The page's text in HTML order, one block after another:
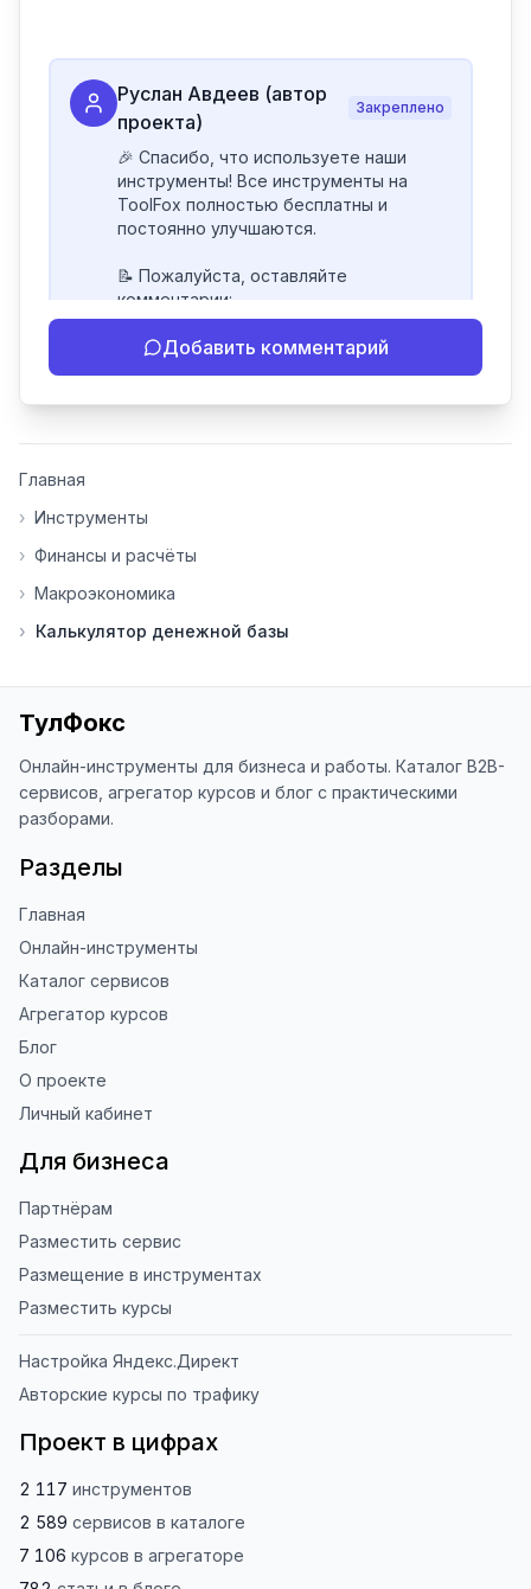
Руслан Авдеев (автор
проекта)
Закреплено
🎉 Спасибо, что используете наши
инструменты! Все инструменты на
ToolFox полностью бесплатны и
постоянно улучшаются.
📝 Пожалуйста, оставляйте
комментарии:
- Если инструмент работает
некорректно
инструменты нуждаются в доработке.
основе вашей обратной связи.
благодарен за отзыв о сайте в
наши инструменты!
Благодарю за доверие и
использование ToolFox! 🚀
Добавить комментарий
Главная
› Инструменты
› Финансы и расчёты
› Макроэкономика
› Калькулятор денежной базы
ТулФокс
Онлайн-инструменты для бизнеса и работы. Каталог B2B-
сервисов, агрегатор курсов и блог с практическими
разборами.
Разделы
Главная
Онлайн-инструменты
Каталог сервисов
Агрегатор курсов
Блог
О проекте
Личный кабинет
Для бизнеса
Партнёрам
Разместить сервис
Размещение в инструментах
Разместить курсы
Настройка Яндекс.Директ
Авторские курсы по трафику
Проект в цифрах
2 117 инструментов
2 589 сервисов в каталоге
7 106 курсов в агрегаторе